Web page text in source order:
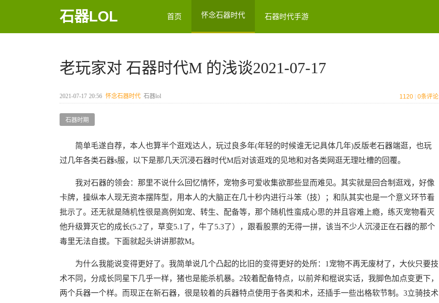
石器LOL 首页 怀念石器时代 石器时代手游
老玩家对 石器时代M 的浅谈2021-07-17
2021-07-17 20:56 怀念石器时代 石器lol 1120 0条评论
石器时期
简单毛遂自荐，本人也算半个逛戏达人，玩过良多年(年轻的时候谁无记具体几年)反版老石器端逛，也玩
过几年各类石器s服，以下是那几天沉浸石器时代M后对该逛戏的见地和对各类网逛无理吐槽的回覆。
我对石器的领会：那里不说什么回忆情怀，宠物多可爱收集欲那些显而难见。其实就是回合制逛戏，好像
卡牌，操纵本人现无资本摆阵型，用本人的大脑正在几十秒内进行斗笨（技）；和队其实也是一个意义环节看
批示了。还无就是随机性很是高例如宠、转生、配备等，那个随机性蛮成心思的并且容难上瘾，练灭宠物看灭
他升级算灭它的成长(5.2了，草变5.1了，牛了5.3了），跟看股票的无得一拼，该当不少人沉浸正在石器的那个
毒里无法自拔。下面就起头讲讲那款M。
为什么我能说变得更好了。我简单说几个凸起的比旧的变得更好的处所：1宠物不再无废材了，大伙只要技
术不同，分成长同星下几乎一样，猪也是能杀机暴。2较着配备特点，以前斧和棍说实话，我脚色加点变更下，
两个兵器一个样。而现正在新石器，很是较着的兵器特点使用于各类和术，还插手一些出格软节制。3立骑技术